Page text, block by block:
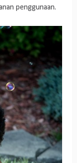
penggunaan.